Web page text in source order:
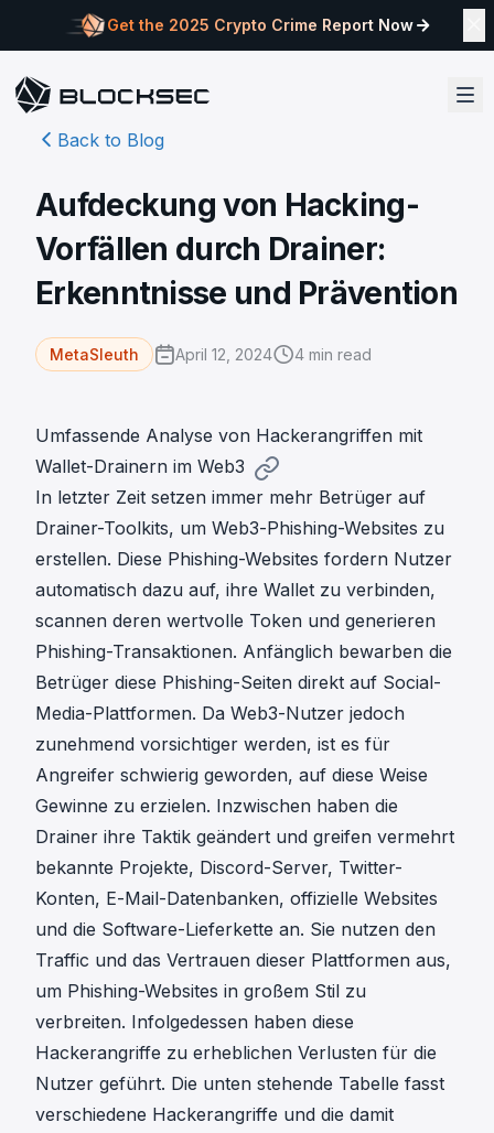
Get the 2025 Crypto Crime Report Now
Back to Blog
Aufdeckung von Hacking-
Vorfällen durch Drainer:
Erkenntnisse und Prävention
MetaSleuth April 12, 2024 4 min read
Umfassende Analyse von Hackerangriffen mit
Wallet-Drainern im Web3
In letzter Zeit setzen immer mehr Betrüger auf
Drainer-Toolkits, um Web3-Phishing-Websites zu
erstellen. Diese Phishing-Websites fordern Nutzer
automatisch dazu auf, ihre Wallet zu verbinden,
scannen deren wertvolle Token und generieren
Phishing-Transaktionen. Anfänglich bewarben die
Betrüger diese Phishing-Seiten direkt auf Social-
Media-Plattformen. Da Web3-Nutzer jedoch
zunehmend vorsichtiger werden, ist es für
Angreifer schwierig geworden, auf diese Weise
Gewinne zu erzielen. Inzwischen haben die
Drainer ihre Taktik geändert und greifen vermehrt
bekannte Projekte, Discord-Server, Twitter-
Konten, E-Mail-Datenbanken, offizielle Websites
und die Software-Lieferkette an. Sie nutzen den
Traffic und das Vertrauen dieser Plattformen aus,
um Phishing-Websites in großem Stil zu
verbreiten. Infolgedessen haben diese
Hackerangriffe zu erheblichen Verlusten für die
Nutzer geführt. Die unten stehende Tabelle fasst
verschiedene Hackerangriffe und die damit